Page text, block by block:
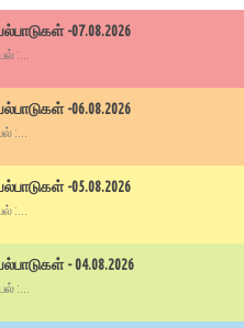
-07.08.2026
:...
-06.08.2026
:...
-05.08.2026
:...
- 04.08.2026
:...